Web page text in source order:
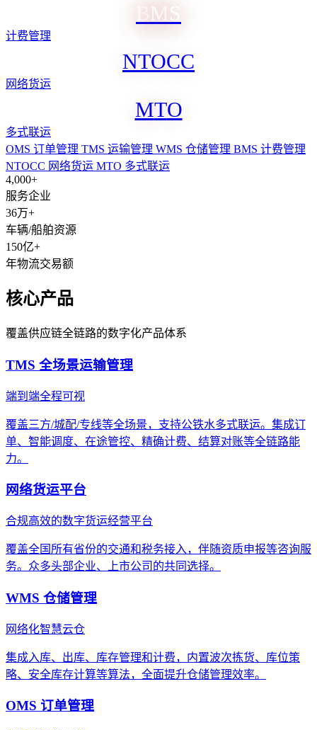
M S
计费管理
NTOCC
网络货运
MTO
多式联运
OMS 订单管理 TMS 运输管理 WMS 仓储管理 BMS 计费管理
NTOCC 网络货运 MTO 多式联运
4,000+
服务企业
36万+
车辆/船舶资源
150亿+
年物流交易额
核心产品
覆盖供应链全链路的数字化产品体系
TMS 全场景运输管理
端到端全程可视
覆盖三方/城配/专线等全场景，支持公铁水多式联运。集成订
单、智能调度、在途管控、精确计费、结算对账等全链路能
力。
网络货运平台
合规高效的数字货运经营平台
覆盖全国所有省份的交通和税务接入，伴随资质申报等咨询服
务。众多头部企业、上市公司的共同选择。
WMS 仓储管理
网络化智慧云仓
集成入库、出库、库存管理和计费，内置波次拣货、库位策
略、安全库存计算等算法，全面提升仓储管理效率。
OMS 订单管理